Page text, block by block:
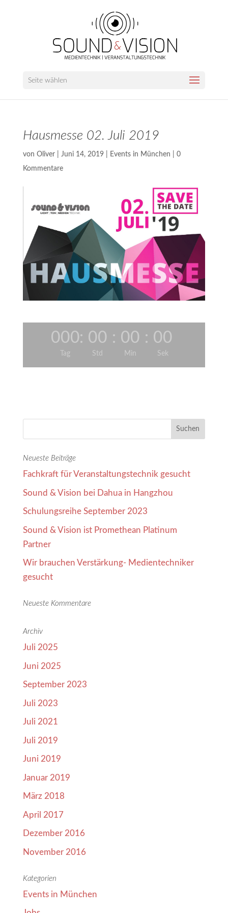
Seite wählen
Hausmesse 02. Juli 2019
von Oliver| Juni 14, 2019| Events in München
0
Kommentare
000
Tag
: 00
Std
: 00
Min
: 00
Sek
Neueste Beiträge
Fachkraft für Veranstaltungstechnik gesucht
Sound & Vision bei Dahua in Hangzhou
Schulungsreihe September 2023
Sound & Vision ist Promethean Platinum
Partner
Wir brauchen Verstärkung- Medientechniker
gesucht
Neueste Kommentare
Archiv
Juli 2025
Juni 2025
September 2023
Juli 2023
Juli 2021
Juli 2019
Juni 2019
Januar 2019
März 2018
April 2017
Dezember 2016
November 2016
Kategorien
Events in München